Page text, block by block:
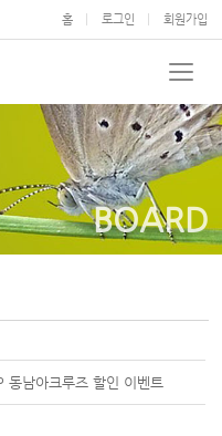
홈 로그인 회원가입
BOARD
동남아크루즈 할인 이벤트